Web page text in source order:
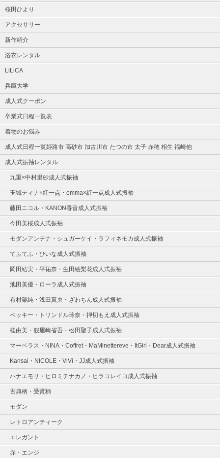
桜田ひより
アクセサリー
新作紹介
浴衣レンタル
LiLiCA
兵庫大学
成人式クーポン
卒業式日程一覧表
着物のお悩み
成人式日程一覧姫路市 高砂市 加古川市 たつの市 太子 赤穂 相生 福崎他
成人式振袖レンタル
九重×中村里砂成人式振袖
玉城ティナ×紅一点・emma×紅一点成人式振袖
藤田ニコル・KANON香音成人式振袖
今田美桜成人式振袖
モダンアンテナ・シュガーケイ・ラフィネモカ成人式振袖
てふてふ・ひいな成人式振袖
岡田結実・平祐奈・生田絵梨花成人式振袖
池田美優・ローラ成人式振袖
有村架純・浅田真央・ざわちん成人式振袖
ベッキー・トリンドル玲奈・押切もえ成人式振袖
桂由美・假屋崎省吾・松田聖子成人式振袖
マーベラス・NINA・Coffret・MaMinettereve・ItGirl・Dear成人式振袖
Kansai・NICOLE・ViVi・JJ成人式振袖
ハナエモリ・ヒロミチナカノ・ヒラコレイコ成人式振袖
古典柄・受賞柄
モダン
レトロアンティーク
エレガント
赤・エンジ